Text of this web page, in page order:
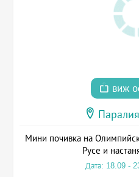
виж
Мини почивка на
Русе и
Дата: 18.09 -